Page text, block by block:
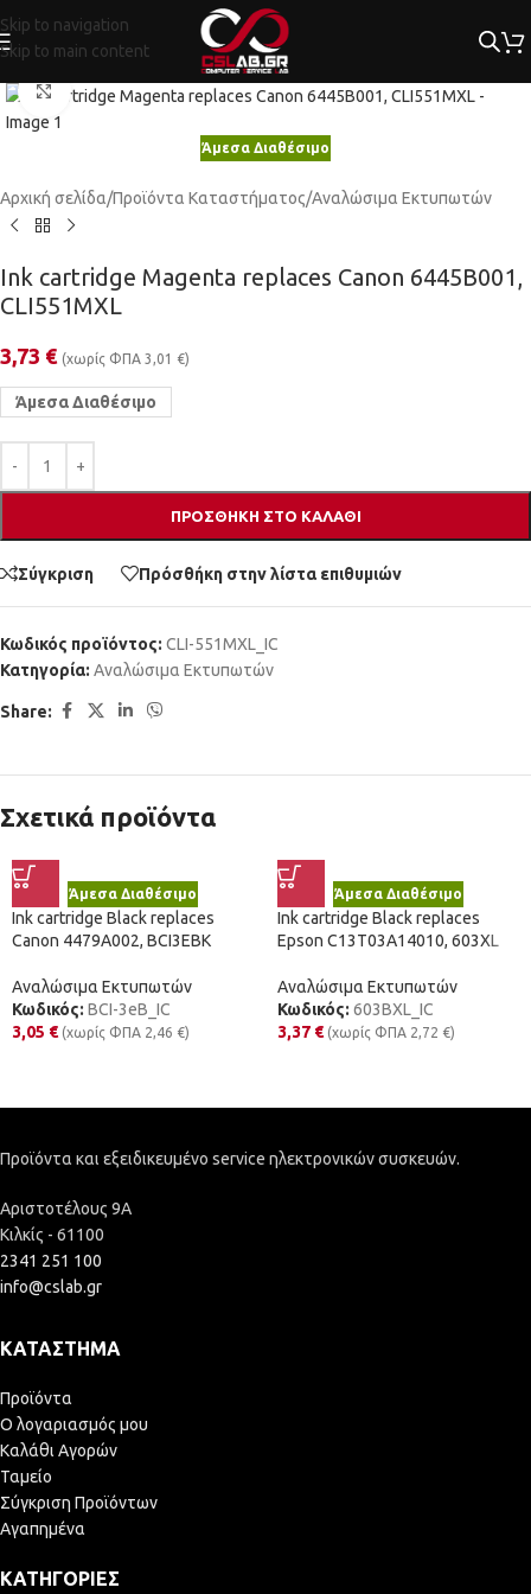
Skip to navigation
Skip to main content
Κλικ για μεγέθυνση
Άμεσα Διαθέσιμο
Αρχική σελίδα/Προϊόντα Καταστήματος/Αναλώσιμα Εκτυπωτών
Ink cartridge Magenta replaces Canon 6445B001,
CLI551MXL
3,73 € (χωρίς ΦΠΑ 3,01 €)
Άμεσα Διαθέσιμο
ΠΡΟΣΘΉΚΗ ΣΤΟ ΚΑΛΆΘΙ
Σύγκριση Πρόσθήκη στην λίστα επιθυμιών
Κωδικός προϊόντος: CLI-551MXL_IC
Κατηγορία: Αναλώσιμα Εκτυπωτών
Share:
Σχετικά προϊόντα
Άμεσα Διαθέσιμο
Ink cartridge Black replaces
Canon 4479A002, BCI3EBK
Αναλώσιμα Εκτυπωτών
Κωδικός: BCI-3eB_IC
3,05 € (χωρίς ΦΠΑ 2,46 €)
Άμεσα Διαθέσιμο
Ink cartridge Black replaces
Epson C13T03A14010, 603XL
Αναλώσιμα Εκτυπωτών
Κωδικός: 603BXL_IC
3,37 € (χωρίς ΦΠΑ 2,72 €)
Προϊόντα και εξειδικευμένο service ηλεκτρονικών συσκευών.
Αριστοτέλους 9Α
Κιλκίς - 61100
2341 251 100
info@cslab.gr
ΚΑΤΆΣΤΗΜΑ
Προϊόντα
Ο λογαριασμός μου
Καλάθι Αγορών
Ταμείο
Σύγκριση Προϊόντων
Αγαπημένα
ΚΑΤΗΓΟΡΊΕΣ